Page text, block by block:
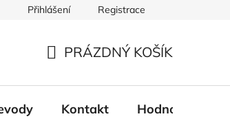
Moje objednávka
Přihlášení Registrace
KOŠÍK
PRÁZDNÝ KOŠÍK
Kontakt Hodnocení